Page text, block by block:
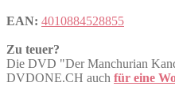
EAN: 4010884528855
Zu teuer?
Die DVD "Der Manchurian
DVDONE.CH auch für eine